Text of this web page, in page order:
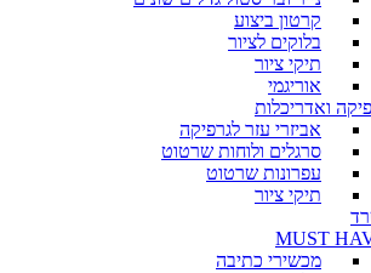
קרטון ביצוע
בלוקים לציור
תיקי ציור
אוריגמי
ואדריכלות
אביזרי עזר לגרפיקה
סרגלים ולוחות שרטוט
עפרונות שרטוט
תיקי ציור
MUST
מכשירי כתיבה